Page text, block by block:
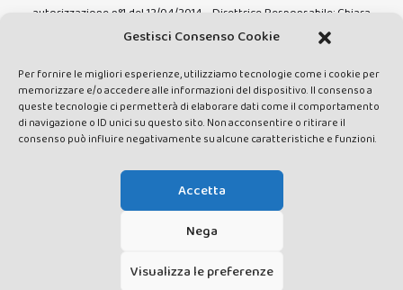
Gestisci Consenso Cookie
Per fornire le migliori esperienze, utilizziamo tecnologie come i cookie per
memorizzare e/o accedere alle informazioni del dispositivo. Il consenso a
queste tecnologie ci permetterà di elaborare dati come il comportamento
di navigazione o ID unici su questo sito. Non acconsentire o ritirare il
consenso può influire negativamente su alcune caratteristiche e funzioni.
Accetta
Nega
Visualizza le preferenze
autorizzazione n°1 del 12/04/2014 - Direttrice Responsabile: Chiara
Cacace - E-mail: direzione@lavaldichiana.it - Editore: Valdichiana
amministrazione@lavaldichiana.it - Sede legale: Piazza Nazioni Unite
10, Torrita di Siena (SI) - Iscrizione al Registro degli Operatori di
Comunicazione n.24374 del 24/03/2014